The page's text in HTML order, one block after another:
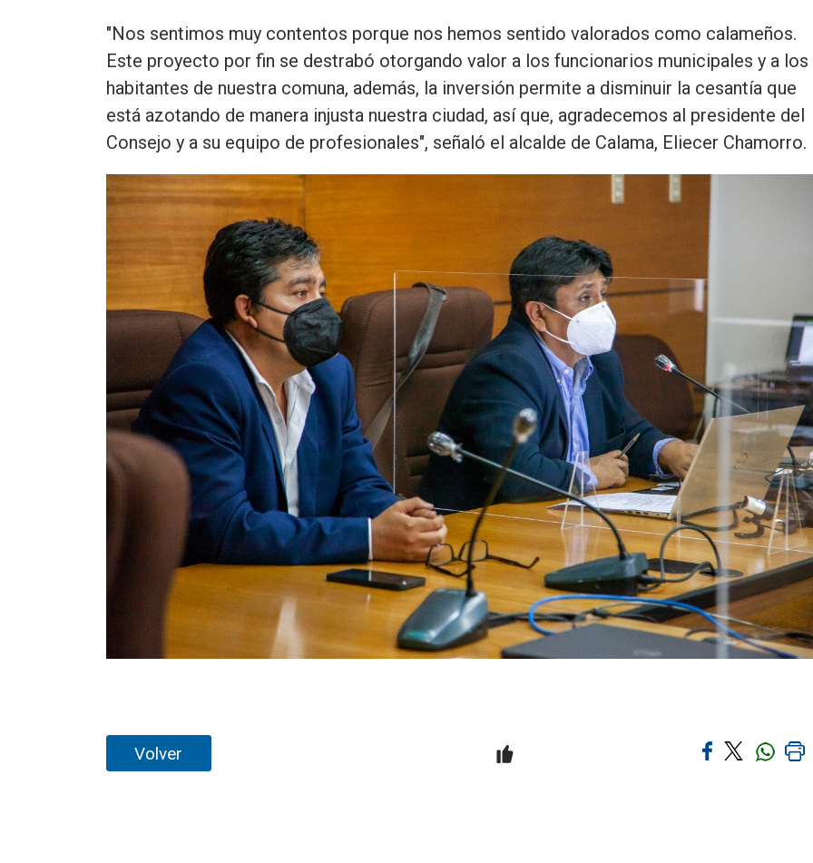
"Nos sentimos muy contentos porque nos hemos sentido valorados como calameños.
Este proyecto por fin se destrabó otorgando valor a los funcionarios municipales y a los
habitantes de nuestra comuna, además, la inversión permite a disminuir la cesantía que
está azotando de manera injusta nuestra ciudad, así que, agradecemos al presidente del
Consejo y a su equipo de profesionales", señaló el alcalde de Calama, Eliecer Chamorro.
Volver